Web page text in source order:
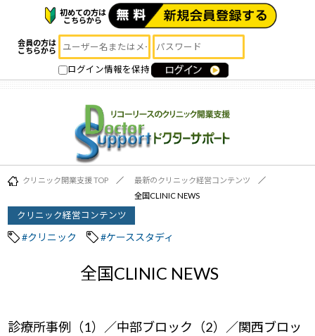
初めての方は
こちらから
会員の方は
こちらから
ログイン情報を保持
クリニック開業支援 TOP
最新のクリニック経営コンテンツ
全国CLINIC NEWS
クリニック経営コンテンツ
#クリニック #ケーススタディ
全国CLINIC NEWS
診療所事例（1）／中部ブロック（2）／関西ブロッ